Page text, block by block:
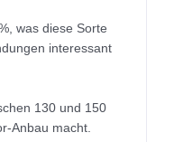
was diese Sorte
interessant
130 und 150
Anbau macht.